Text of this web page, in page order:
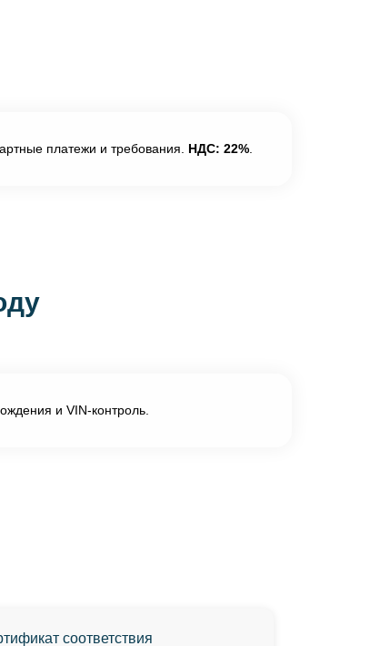
платежи и требования. НДС: 22%
и VIN-контроль.
соответствия